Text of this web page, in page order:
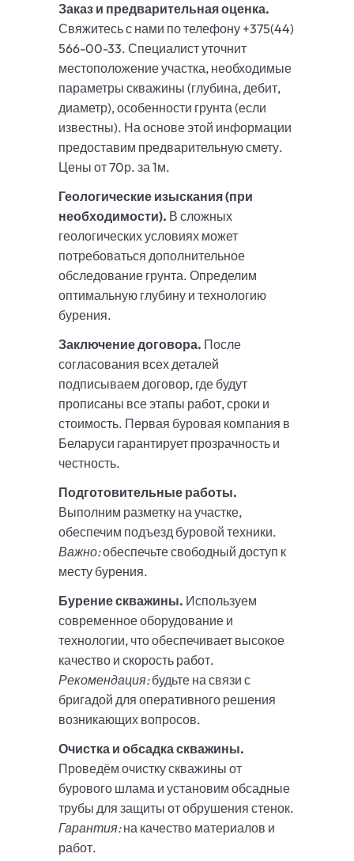
Заказ и предварительная оценка.
Свяжитесь с нами по телефону +375(44)
566-00-33. Специалист уточнит
местоположение участка, необходимые
параметры скважины (глубина, дебит,
диаметр), особенности грунта (если
известны). На основе этой информации
предоставим предварительную смету.
Цены от 70р. за 1м.
Геологические изыскания (при
необходимости). В сложных
геологических условиях может
потребоваться дополнительное
обследование грунта. Определим
оптимальную глубину и технологию
бурения.
Заключение договора. После
согласования всех деталей
подписываем договор, где будут
прописаны все этапы работ, сроки и
стоимость. Первая буровая компания в
Беларуси гарантирует прозрачность и
честность.
Подготовительные работы.
Выполним разметку на участке,
обеспечим подъезд буровой техники.
Важно:обеспечьте свободный доступ к
месту бурения.
Бурение скважины. Используем
современное оборудование и
технологии, что обеспечивает высокое
качество и скорость работ.
Рекомендация:будьте на связи с
бригадой для оперативного решения
возникающих вопросов.
Очистка и обсадка скважины.
Проведём очистку скважины от
бурового шлама и установим обсадные
трубы для защиты от обрушения стенок.
Гарантия:на качество материалов и
работ.